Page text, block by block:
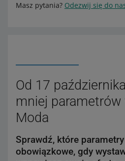
Masz pytania? Odezwij się do
Od 17
mniej parametrów
Moda
Sprawdź, które
obowiązkowe, gdy